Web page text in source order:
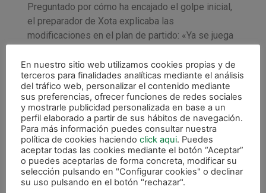
Preguntado por cómo ha encajado el golpe inicial,
el preparador de Xota explicaba las
modificaciones en el plan de partido: «Ya se juega
equipo porque se puede perder el orden, el rival te
puede pillar a la contra… En la segunda parte la
lástima ha estado en no ser capaces de marcar
nosotros antes que ellos para meternos en el
partido. Luego ya con el 3-0 sacas el portero
jugador pero es un querer y no poder».
Así, Miguel reiteraba la necesidad de saber iniciar
los partidos con una mayor concentración, más aun
cuando ya se conocen a los rivales como es el
En nuestro sitio web utilizamos cookies propias y de
terceros para finalidades analíticas mediante el análisis
del tráfico web, personalizar el contenido mediante
sus preferencias, ofrecer funciones de redes sociales
y mostrarle publicidad personalizada en base a un
perfil elaborado a partir de sus hábitos de navegación.
Para más información puedes consultar nuestra
política de cookies haciendo click aqui. Puedes
aceptar todas las cookies mediante el botón “Aceptar”
o puedes aceptarlas de forma concreta, modificar su
selección pulsando en "Configurar cookies" o declinar
su uso pulsando en el botón "rechazar".